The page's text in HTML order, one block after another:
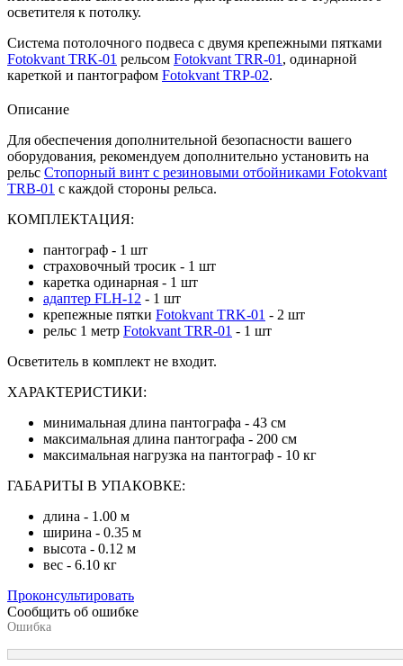
осветителя к потолку.
Система потолочного подвеса с двумя крепежными пятками
Fotokvant TRK-01 рельсом Fotokvant TRR-01 , одинарной
кареткой и пантографом Fotokvant TRP-02.
Описание
Для обеспечения дополнительной безопасности вашего
оборудования, рекомендуем дополнительно установить на
рельс Стопорный винт с резиновыми отбойниками Fotokvant
TRB-01 с каждой стороны рельса.
КОМПЛЕКТАЦИЯ:
пантограф - 1 шт
страховочный тросик - 1 шт
каретка одинарная - 1 шт
адаптер FLH-12 - 1 шт
крепежные пятки Fotokvant TRK-01 - 2 шт
рельс 1 метр Fotokvant TRR-01 - 1 шт
Осветитель в комплект не входит.
ХАРАКТЕРИСТИКИ:
минимальная длина пантографа - 43 см
максимальная длина пантографа - 200 см
максимальная нагрузка на пантограф - 10 кг
ГАБАРИТЫ В УПАКОВКЕ:
длина - 1.00 м
ширина - 0.35 м
высота - 0.12 м
вес - 6.10 кг
Проконсультировать
Сообщить об ошибке
Ошибка